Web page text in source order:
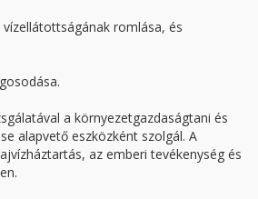
romlása, és
a környezetgazdaságtani és
alapvető eszközként szolgál. A
az emberi tevékenység és